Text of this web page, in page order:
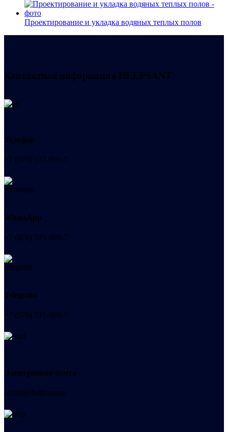
Проектирование и укладка водяных теплых полов
Контактная информация HELPSANT
Телефон
+7 (978) 515-999-7
WhatsApp
+7 (978) 515-999-7
Telegram
+7 (978) 515-999-7
Электронная почта
admin@helpsant.ru